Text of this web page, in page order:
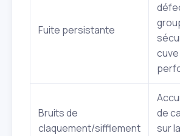
Fuite persistante
cuve
Bruits de
claquement/sifflement
de
sur la